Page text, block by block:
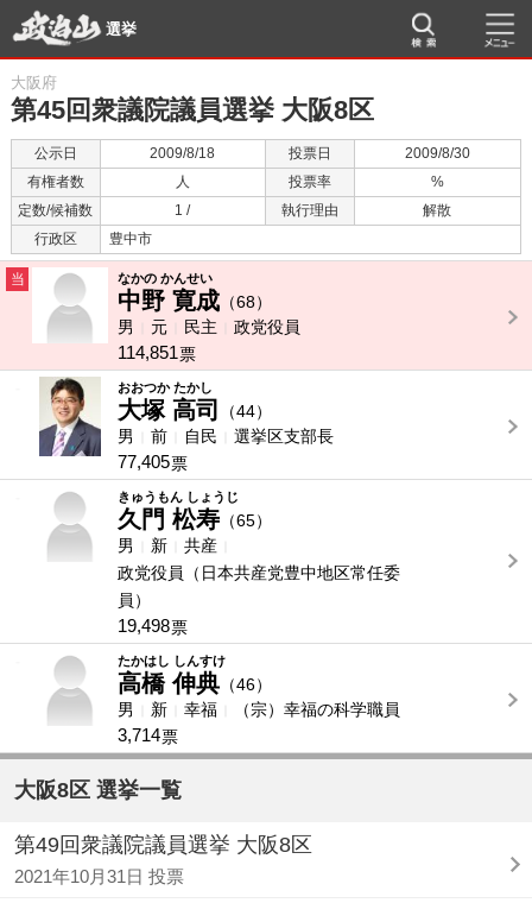
選挙
大阪府
第45回衆議院議員選挙 大阪8区
公示日 2009/8/18 投票日
2009/8/30
有権者数
人 投票率
%
定数/候補数
1 / 執行理由
解散
行政区
豊中市
当 なかの かんせい
中野 寛成 （68）
男
元 民主 政党役員
114,851票
おおつか たかし
大塚 高司
（44）
男
前 自民 選挙区支部長
77,405票
きゅうもん しょうじ
久門 松寿 （65）
男
新
共産
政党役員（日本共産党豊中地区常任委
員）
19,498票
たかはし しんすけ
高橋 伸典 （46）
男
新 幸福 （宗）幸福の科学職員
3,714票
大阪8区 選挙一覧
第49回衆議院議員選挙 大阪8区
2021年10月31日 投票